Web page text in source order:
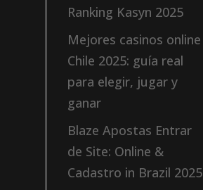
Ranking Kasyn 2025
Mejores casinos online
Chile 2025: guía real
para elegir, jugar y
ganar
Blaze Apostas Entrar
de Site: Online &
Cadastro in Brazil 2025